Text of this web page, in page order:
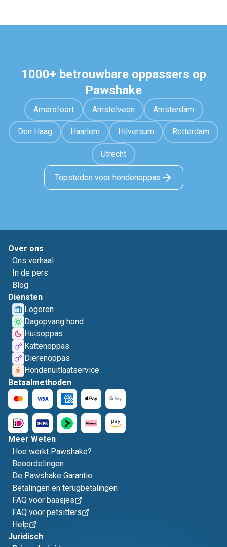
1000+ betrouwbare oppassers op
Pawshake
Amersfoort Amstelveen Amsterdam
Den Haag Haarlem Hilversum Rotterdam
Utrecht
Topsteden voor hondenoppas
Over ons
Ons verhaal
In de pers
Blog
Diensten
Logeren
Dagopvang hond
Huisoppas
Kattenoppas
Dierenoppas
Hondenuitlaatservice
Betaalmethoden
Meer Weten
Hoe werkt Pawshake?
Beoordelingen
De Pawshake Garantie
Betalingen en terugbetalingen
FAQ voor baasjes
FAQ voor petsitters
Help
Juridisch